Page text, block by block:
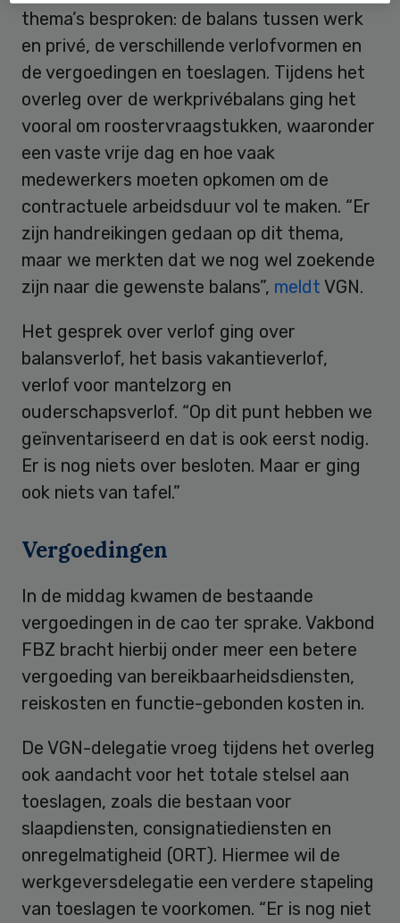
thema’s besproken: de balans tussen werk
en privé, de verschillende verlofvormen en
de vergoedingen en toeslagen. Tijdens het
overleg over de werkprivébalans ging het
vooral om roostervraagstukken, waaronder
een vaste vrije dag en hoe vaak
medewerkers moeten opkomen om de
contractuele arbeidsduur vol te maken. “Er
zijn handreikingen gedaan op dit thema,
maar we merkten dat we nog wel zoekende
zijn naar die gewenste balans”, meldt VGN.
Het gesprek over verlof ging over
balansverlof, het basis vakantieverlof,
verlof voor mantelzorg en
ouderschapsverlof. “Op dit punt hebben we
geïnventariseerd en dat is ook eerst nodig.
Er is nog niets over besloten. Maar er ging
ook niets van tafel.”
Vergoedingen
In de middag kwamen de bestaande
vergoedingen in de cao ter sprake. Vakbond
FBZ bracht hierbij onder meer een betere
vergoeding van bereikbaarheidsdiensten,
reiskosten en functie-gebonden kosten in.
De VGN-delegatie vroeg tijdens het overleg
ook aandacht voor het totale stelsel aan
toeslagen, zoals die bestaan voor
slaapdiensten, consignatiediensten en
onregelmatigheid (ORT). Hiermee wil de
werkgeversdelegatie een verdere stapeling
van toeslagen te voorkomen. “Er is nog niet